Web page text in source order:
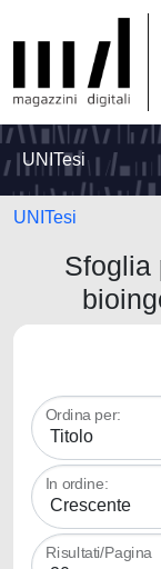
UNITesi
UNITesi
Sfoglia
Ordina per:
In ordine:
Risultati/Pagina